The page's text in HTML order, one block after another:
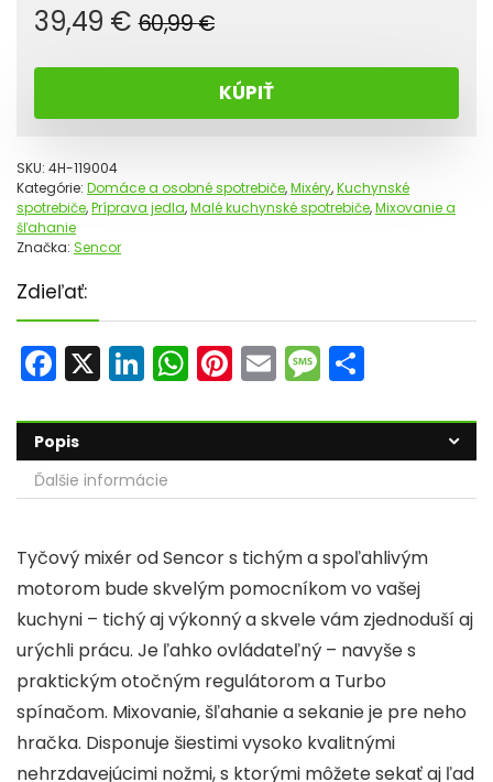
60,99€Pôvodná
bola:
60,99 €.
39,49 €
Aktuálna
je:
39,49 €.
KÚPIŤ
SKU: 4H-119004
Kategórie: Domáce a osobné spotrebiče,Mixéry,Kuchynské
spotrebiče,Príprava jedla,Malé kuchynské spotrebiče,Mixovanie a
šľahanie
Značka: Sencor
Zdieľať:
F
a
c
e
b
o
o
k
X Li
n
k
e
dI
n
W
h
a
ts
A
p
Pi
nt
er
e
st
E
m
ai
l
M
e
s
s
a
e
ar
e
Popis
Ďalšie informácie
Tyčový mixér od Sencor s tichým a spoľahlivým
motorom bude skvelým pomocníkom vo vašej
kuchyni – tichý aj výkonný a skvele vám zjednoduší aj
urýchli prácu. Je ľahko ovládateľný – navyše s
praktickým otočným regulátorom a Turbo
spínačom. Mixovanie, šľahanie a sekanie je pre neho
hračka. Disponuje šiestimi vysoko kvalitnými
nehrzdavejúcimi nožmi, s ktorými môžete sekať aj ľad